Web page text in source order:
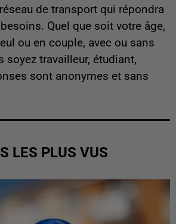
de transport qui répondra
Quel que soit votre âge,
ou en couple, avec ou sans
soyez travailleur, étudiant,
sont anonymes et sans
LES PLUS VUS